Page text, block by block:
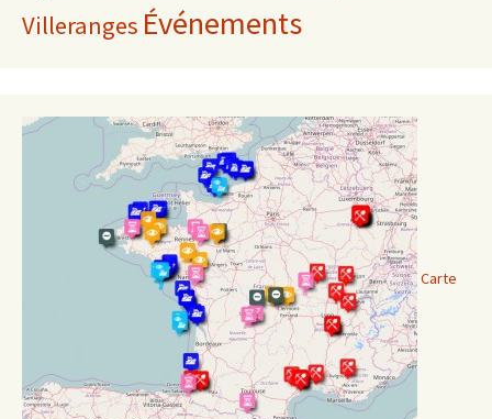
Villeranges Événements
Carte